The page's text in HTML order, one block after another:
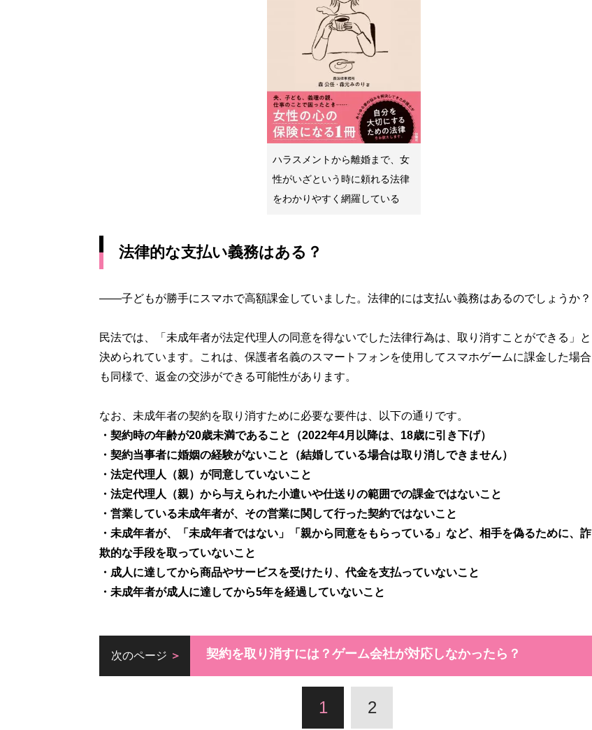
ハラスメントから離婚まで、女
性がいざという時に頼れる法律
をわかりやすく網羅している
法律的な支払い義務はある？
――子どもが勝手にスマホで高額課金していました。法律的には支払い義務はあるのでしょうか？
民法では、「未成年者が法定代理人の同意を得ないでした法律行為は、取り消すことができる」と
決められています。これは、保護者名義のスマートフォンを使用してスマホゲームに課金した場合
も同様で、返金の交渉ができる可能性があります。
・契約時の年齢が20歳未満であること（2022年4月以降は、18歳に引き下げ）
・契約当事者に婚姻の経験がないこと（結婚している場合は取り消しできません）
・法定代理人（親）が同意していないこと
・法定代理人（親）から与えられた小遣いや仕送りの範囲での課金ではないこと
・営業している未成年者が、その営業に関して行った契約ではないこと
・未成年者が、「未成年者ではない」「親から同意をもらっている」など、相手を偽るために、詐
欺的な手段を取っていないこと
・成人に達してから商品やサービスを受けたり、代金を支払っていないこと
・未成年者が成人に達してから5年を経過していないこと
次のページ 契約を取り消すには？ゲーム会社が対応しなかったら？
1 2